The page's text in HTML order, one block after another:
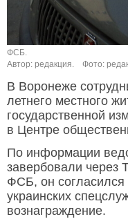
ФСБ.
Автор: редакция.
Фото:
В Воронеже
летнего местного
государственной
в Центре
По информации
завербовали через
ФСБ, он согласился
украинских
вознаграждение.